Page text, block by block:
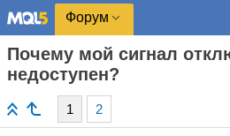
Форум
Почему мой сигнал
недоступен?
1 2